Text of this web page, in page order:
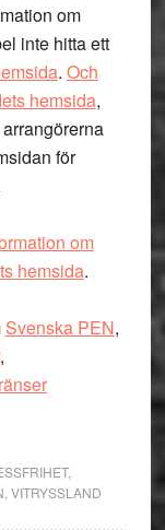
om
inte hitta ett
. Och
hemsida,
för
om
hemsida.
Svenska PEN,
,
,
VITRYSSLAND